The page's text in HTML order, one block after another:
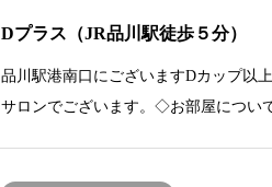
Dプラス（JR品川駅徒歩５分）
品川駅港南口にございますDカップ以
サロンでございます。◇お部屋につい